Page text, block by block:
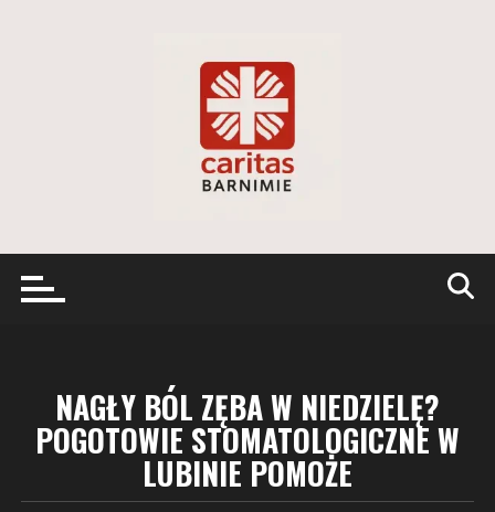
NAGŁY BÓL ZĘBA W NIEDZIELĘ?
POGOTOWIE STOMATOLOGICZNE W
LUBINIE POMOŻE